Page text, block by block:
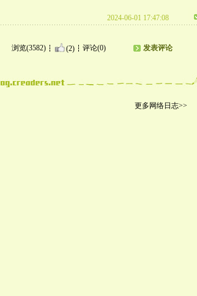
2024-06-01 17:47:08
浏览(3582) (2) 评论(0) 发表评论
更多网络日志>>